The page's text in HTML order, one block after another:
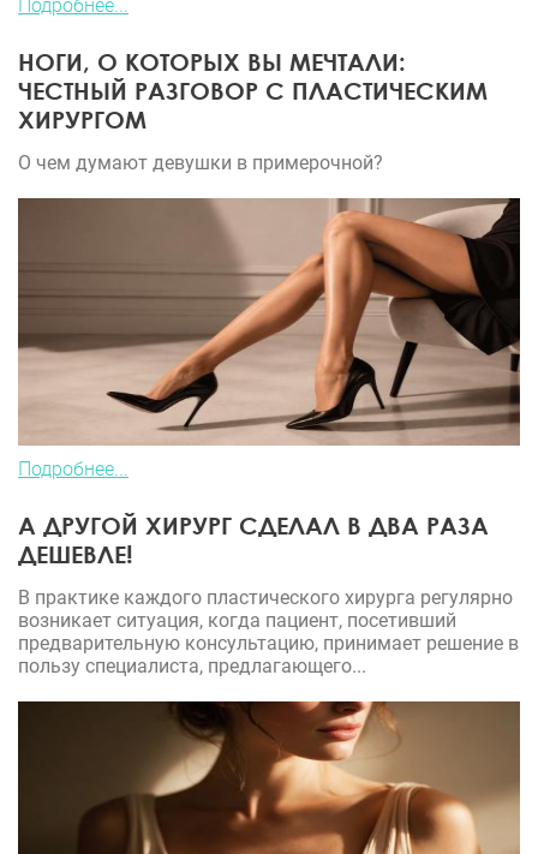
Подробнее...
НОГИ, О КОТОРЫХ ВЫ МЕЧТАЛИ:
ЧЕСТНЫЙ РАЗГОВОР С ПЛАСТИЧЕСКИМ
ХИРУРГОМ
О чем думают девушки в примерочной?
Подробнее...
А ДРУГОЙ ХИРУРГ СДЕЛАЛ В ДВА РАЗА
ДЕШЕВЛЕ!
В практике каждого пластического хирурга регулярно
возникает ситуация, когда пациент, посетивший
предварительную консультацию, принимает решение в
пользу специалиста, предлагающего...